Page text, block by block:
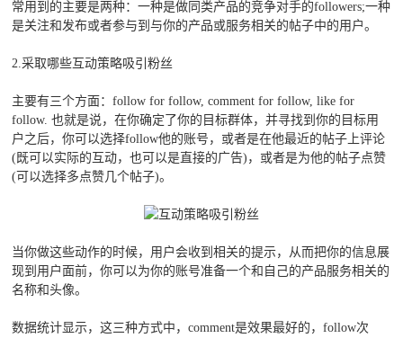
常用到的主要是两种：一种是做同类产品的竞争对手的followers;一种
是关注和发布或者参与到与你的产品或服务相关的帖子中的用户。
2.采取哪些互动策略吸引粉丝
主要有三个方面：follow for follow, comment for follow, like for
follow. 也就是说，在你确定了你的目标群体，并寻找到你的目标用
户之后，你可以选择follow他的账号，或者是在他最近的帖子上评论
(既可以实际的互动，也可以是直接的广告)，或者是为他的帖子点赞
(可以选择多点赞几个帖子)。
当你做这些动作的时候，用户会收到相关的提示，从而把你的信息展
现到用户面前，你可以为你的账号准备一个和自己的产品服务相关的
名称和头像。
数据统计显示，这三种方式中，comment是效果最好的，follow次